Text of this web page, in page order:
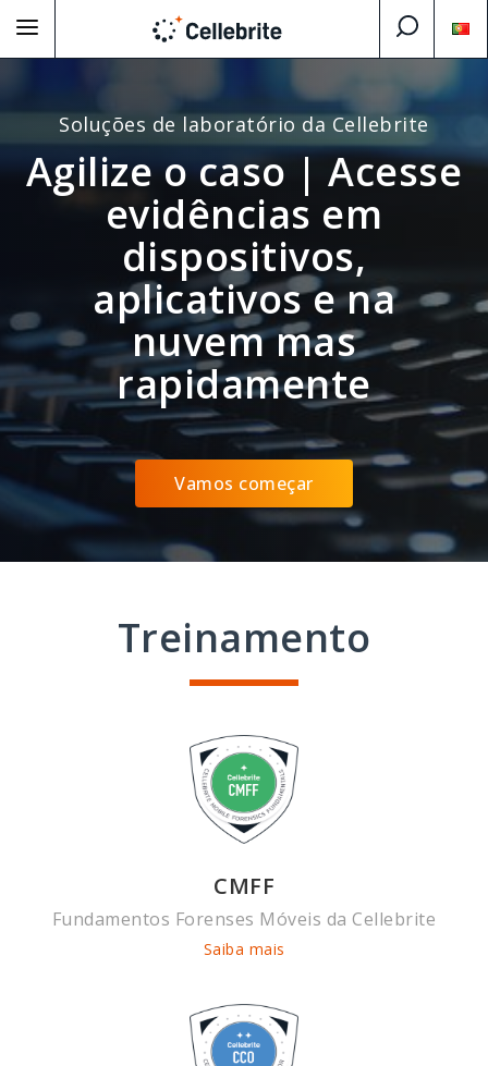
Soluções de laboratório da Cellebrite
Agilize o caso | Acesse
evidências em
dispositivos,
aplicativos e na
nuvem mas
rapidamente
Vamos começar
Treinamento
CMFF
Fundamentos Forenses Móveis da Cellebrite
Saiba mais